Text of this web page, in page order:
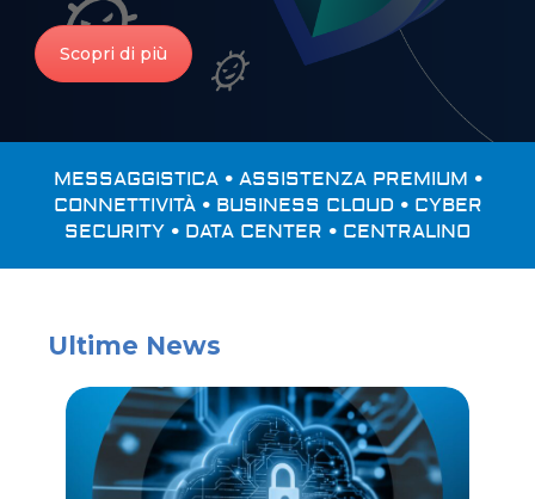
Scopri di più
MESSAGGISTICA • ASSISTENZA PREMIUM •
CONNETTIVITÀ • BUSINESS CLOUD • CYBER
SECURITY • DATA CENTER • CENTRALINO
Ultime News